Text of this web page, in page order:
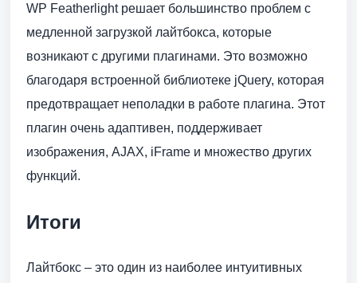
WP Featherlight решает большинство проблем с
медленной загрузкой лайтбокса, которые
возникают с другими плагинами. Это возможно
благодаря встроенной библиотеке jQuery, которая
предотвращает неполадки в работе плагина. Этот
плагин очень адаптивен, поддерживает
изображения, AJAX, iFrame и множество других
функций.
Итоги
Лайтбокс – это один из наиболее интуитивных